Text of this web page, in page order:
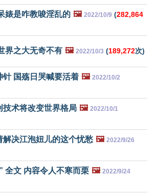
婊是咋教唆淫乱的 🖼️ 2022/10/9 (282,864
界之大无奇不有 🖼️ 2022/10/3 (189,272次)
针 国殇日哭喊要活着 🖼️ 2022/10/2
技术将改变世界格局 🖼️ 2022/10/1
解决江泡妞儿的这个忧愁 🖼️ 2022/9/26
全文 内容令人不寒而栗 🖼️ 2022/9/24